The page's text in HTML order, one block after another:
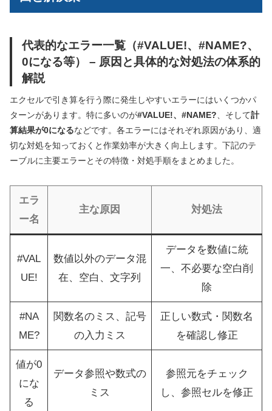
代表的なエラー一覧（#VALUE!、#NAME?、
0になる等） – 原因と具体的な対処法の体系的
解説
エクセルで引き算を行う際に発生しやすいエラーにはいくつかパ
ターンがあります。特に多いのが#VALUE!、#NAME?、そして計
算結果が0になるなどです。各エラーにはそれぞれ原因があり、適
切な対処を知っておくと作業効率が大きく向上します。下記のテ
ーブルに主要エラーとその特徴・対処手順をまとめました。
エラ
ー名
主な原因 対処法
#VAL
UE!
数値以外のデータ混
在、空白、文字列
データを数値に統
一、不必要な空白削
除
#NA
ME?
関数名のミス、記号
の入力ミス
正しい数式・関数名
を確認し修正
値が0
にな
る
データ参照や数式の
ミス
参照元をチェック
し、参照セルを修正